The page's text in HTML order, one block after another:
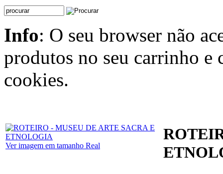
Info: O seu browser não
produtos no seu carrinho e
cookies.
Ver imagem em tamanho Real